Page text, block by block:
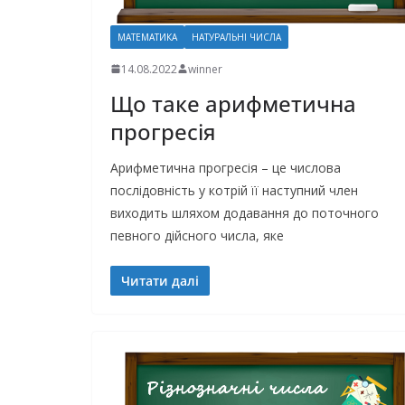
МАТЕМАТИКА НАТУРАЛЬНІ ЧИСЛА
14.08.2022 winner
Що таке арифметична
прогресія
Арифметична прогресія – це числова
послідовність у котрій її наступний член
виходить шляхом додавання до поточного
певного дійсного числа, яке
Читати далі